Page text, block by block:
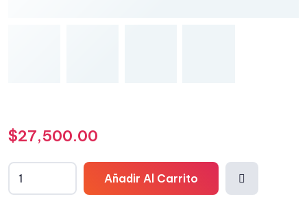
$27,500.00
Añadir Al Carrito